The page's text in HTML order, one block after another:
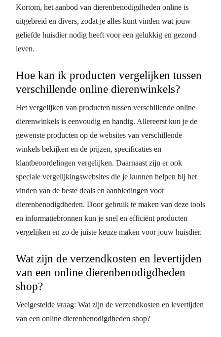
Kortom, het aanbod van dierenbenodigdheden online is
uitgebreid en divers, zodat je alles kunt vinden wat jouw
geliefde huisdier nodig heeft voor een gelukkig en gezond
leven.
Hoe kan ik producten vergelijken tussen
verschillende online dierenwinkels?
Het vergelijken van producten tussen verschillende online
dierenwinkels is eenvoudig en handig. Allereerst kun je de
gewenste producten op de websites van verschillende
winkels bekijken en de prijzen, specificaties en
klantbeoordelingen vergelijken. Daarnaast zijn er ook
speciale vergelijkingswebsites die je kunnen helpen bij het
vinden van de beste deals en aanbiedingen voor
dierenbenodigdheden. Door gebruik te maken van deze tools
en informatiebronnen kun je snel en efficiënt producten
vergelijken en zo de juiste keuze maken voor jouw huisdier.
Wat zijn de verzendkosten en levertijden
van een online dierenbenodigdheden
shop?
Veelgestelde vraag: Wat zijn de verzendkosten en levertijden
van een online dierenbenodigdheden shop?